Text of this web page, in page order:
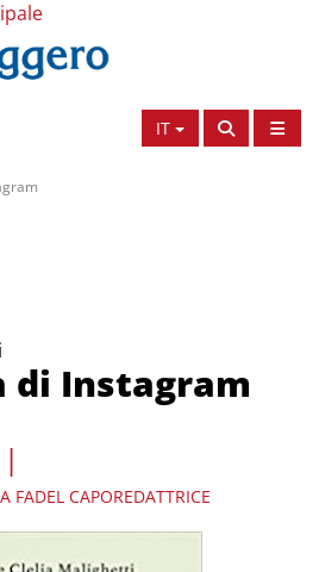
IT
di Instagram
|
FADEL CAPOREDATTRICE